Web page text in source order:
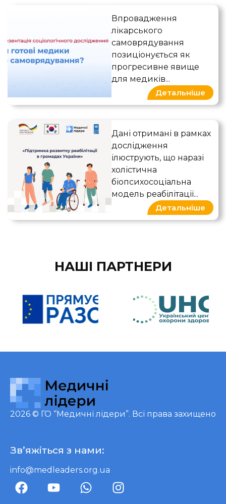
Чи готові медики до
Впровадження
лікарського
самоврядування
позиціонується як
прогресивне явище
для медиків...
Детальніше
Якісне розвідувальне
Дані отримані в рамках
дослідження
ілюструють, що наразі
холістична
біопсихосоціальна
модель реабілітації...
Детальніше
НАШІ ПАРТНЕРИ
2026 © ГО “Медичні лідери”. Всі права захищено
Зв’яжіться з нами:
info@medleaders.org.ua